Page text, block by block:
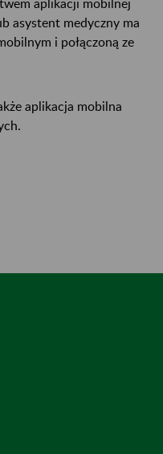
asystent medyczny ma
i połączoną ze
aplikacja mobilna